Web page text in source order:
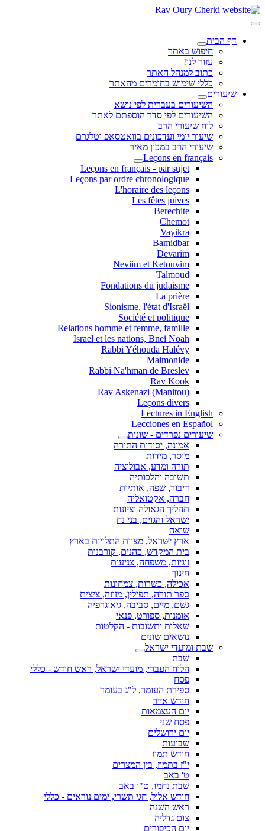
דף הבית
חיפוש באתר
עזור לנו!
כתוב למנהל האתר
כללי שימוש בחומרים מהאתר
שיעורים
השיעורים בעברית לפי נושא
השיעורים לפי סדר הוספתם לאתר
לוח שיעורי הרב
שיעור יומי ועדכונים בוואטסאפ וטלגרם
שיעורי הרב במכון מאיר
Leçons en français
Leçons en français - par sujet
Leçons par ordre chronologique
L'horaire des leçons
Les fêtes juives
Berechite
Chemot
Vayikra
Bamidbar
Devarim
Neviim et Ketouvim
Talmoud
Fondations du judaisme
La prière
Sionisme, l'état d'Israël
Société et politique
Relations homme et femme, famille
Israel et les nations, Bnei Noah
Rabbi Yéhouda Halévy
Maimonide
Rabbi Na'hman de Breslev
Rav Kook
(Rav Askenazi (Manitou
Leçons divers
Lectures in English
Lecciones en Español
שיעורים נפרדים - שונות
אמונה, יסודות התורה
מוסר, מידות
תורה ומדע, אבולוציה
תשובה והלכותיה
דיבור, שפה, אותיות
חברה, אקטואליה
תהליך הגאולה וציונות
ישראל והגוים, בני נח
שואה
ארץ ישראל, מצוות התלויות בארץ
בית המקדש, כהנים, קורבנות
זוגיות, משפחה, צניעות
חינוך
אכילה, כשרות, צמחונות
ספר תורה, תפילין, מזוזה, ציצית
גשם, מיים, סביבה, גיאוגרפיה
אומנות, ספורט, פנאי
שאלות ותשובות - הקלטות
נושאים שונים
שבת ומועדי ישראל
שבת
הלוח העברי, מועדי ישראל, ראש חודש - כללי
פסח
ספירת העומר, ל"ג בעומר
חודש אייר
יום העצמאות
פסח שני
יום ירושלים
שבועות
חודש תמוז
י"ז בתמוז, בין המצרים
ט' באב
שבת נחמו, ט"ו באב
חודש אלול, חגי תשרי, ימים נוראים - כללי
ראש השנה
צום גדליה
יום הכיפורים